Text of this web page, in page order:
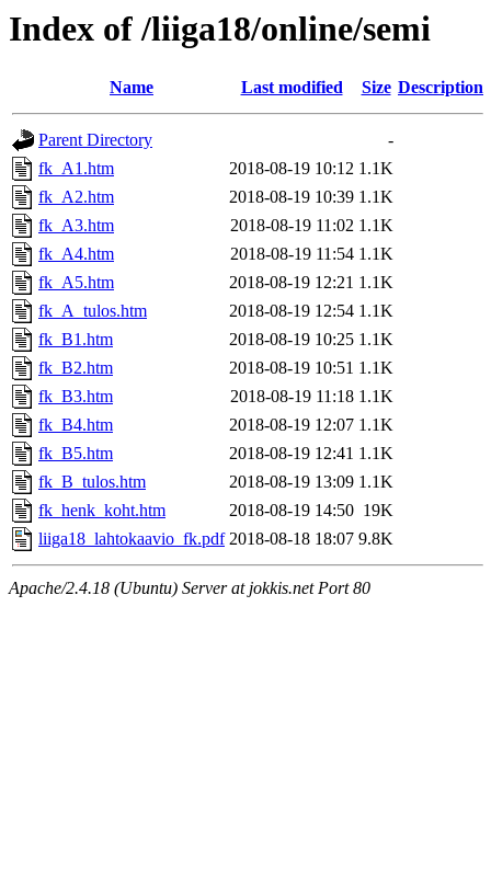
Index of /liiga18/online/semi
Name Last modified Size Description
Parent Directory
-
fk_A1.htm
2018-08-19 10:12 1.1K
fk_A2.htm
2018-08-19 10:39 1.1K
fk_A3.htm
2018-08-19 11:02 1.1K
fk_A4.htm
2018-08-19 11:54 1.1K
fk_A5.htm
2018-08-19 12:21 1.1K
fk_A_tulos.htm
2018-08-19 12:54 1.1K
fk_B1.htm
2018-08-19 10:25 1.1K
fk_B2.htm
2018-08-19 10:51 1.1K
fk_B3.htm
2018-08-19 11:18 1.1K
fk_B4.htm
2018-08-19 12:07 1.1K
fk_B5.htm
2018-08-19 12:41 1.1K
fk_B_tulos.htm
2018-08-19 13:09 1.1K
fk_henk_koht.htm
2018-08-19 14:50 19K
liiga18_lahtokaavio_fk.pdf 2018-08-18 18:07 9.8K
Apache/2.4.18 (Ubuntu) Server at jokkis.net Port 80